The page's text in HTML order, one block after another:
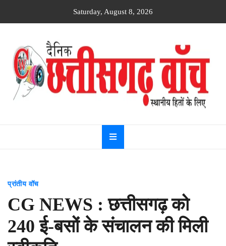
Saturday, August 8, 2026
Dainik
Chhattisgarh
watch
प्रांतीय वॉच
CG NEWS : छत्तीसगढ़ को
240 ई-बसों के संचालन की मिली